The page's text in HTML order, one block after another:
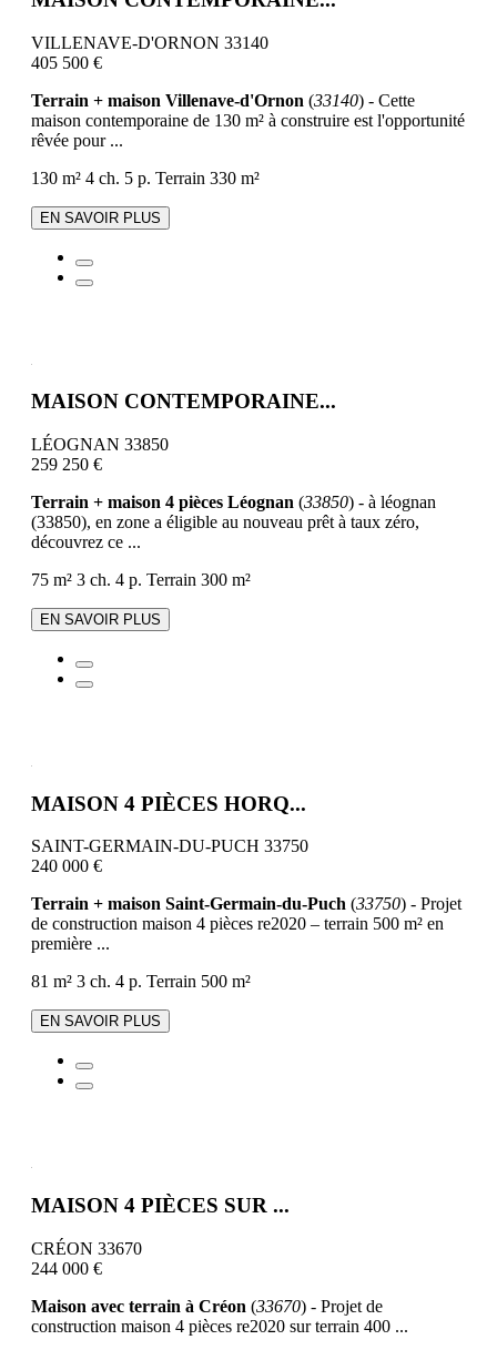
VILLENAVE-D'ORNON 33140
405 500 €
Terrain + maison Villenave-d'Ornon (33140) - Cette
maison contemporaine de 130 m² à construire est l'opportunité
rêvée pour ...
130 m² 4 ch. 5 p. Terrain 330 m²
EN SAVOIR PLUS
MAISON CONTEMPORAINE...
LÉOGNAN 33850
259 250 €
Terrain + maison 4 pièces Léognan (33850) - à léognan
(33850), en zone a éligible au nouveau prêt à taux zéro,
découvrez ce ...
75 m² 3 ch. 4 p. Terrain 300 m²
EN SAVOIR PLUS
MAISON 4 PIÈCES HORQ...
SAINT-GERMAIN-DU-PUCH 33750
240 000 €
Terrain + maison Saint-Germain-du-Puch (33750) - Projet
de construction maison 4 pièces re2020 – terrain 500 m² en
première ...
81 m² 3 ch. 4 p. Terrain 500 m²
EN SAVOIR PLUS
MAISON 4 PIÈCES SUR ...
CRÉON 33670
244 000 €
Maison avec terrain à Créon (33670) - Projet de
construction maison 4 pièces re2020 sur terrain 400 ...